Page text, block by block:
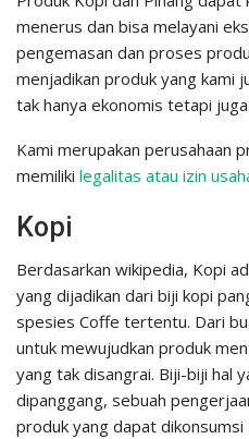
menerus dan bisa melayani
pengemasan dan proses
menjadikan produk yang kami
tak hanya ekonomis tetapi juga
Kami merupakan perusahaan
memiliki legalitas atau izin
Kopi
Berdasarkan wikipedia, Kopi
yang dijadikan dari biji kopi
spesies Coffe tertentu. Dari
untuk mewujudkan produk
yang tak disangrai. Biji-biji hal
dipanggang, sebuah
produk yang dapat dikonsumsi